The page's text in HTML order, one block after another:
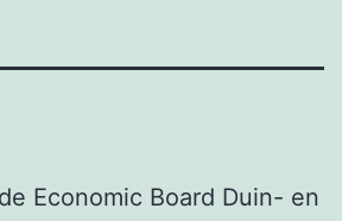
Economic Board Duin- en